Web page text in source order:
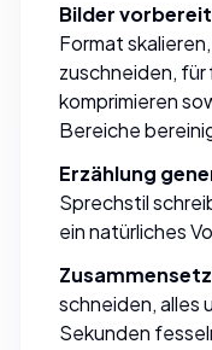
Bilder
Formatskalieren
zuschneiden,
komprimieren
Bereiche
Erzählung
Sprechstil
ein natürliches
schneiden, alles
Sekunden